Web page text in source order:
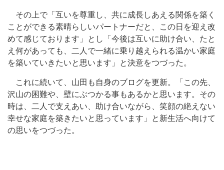
その上で「互いを尊重し、共に成長しあえる関係を築く
ことができる素晴らしいパートナーだと、この日を迎え改
めて感じております」とし「今後は互いに助け合い、たと
え何があっても、二人で一緒に乗り越えられる温かい家庭
を築いていきたいと思います」と決意をつづった。
これに続いて、山田も自身のブログを更新。「この先、
沢山の困難や、壁にぶつかる事もあるかと思います。その
時は、二人で支えあい、助け合いながら、笑顔の絶えない
幸せな家庭を築きたいと思っています」と新生活へ向けて
の思いをつづった。